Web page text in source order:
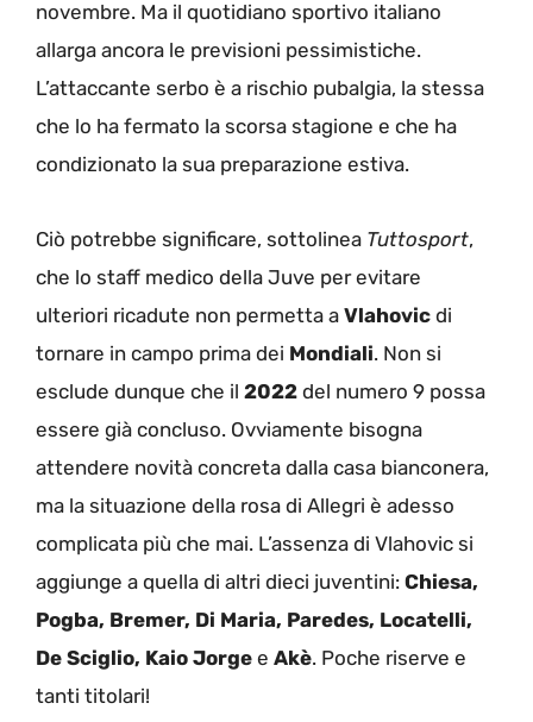
novembre. Ma il quotidiano sportivo italiano
allarga ancora le previsioni pessimistiche.
L’attaccante serbo è a rischio pubalgia, la stessa
che lo ha fermato la scorsa stagione e che ha
condizionato la sua preparazione estiva.
Ciò potrebbe significare, sottolinea Tuttosport,
che lo staff medico della Juve per evitare
ulteriori ricadute non permetta a Vlahovic di
tornare in campo prima dei Mondiali. Non si
esclude dunque che il 2022 del numero 9 possa
essere già concluso. Ovviamente bisogna
attendere novità concreta dalla casa bianconera,
ma la situazione della rosa di Allegri è adesso
complicata più che mai. L’assenza di Vlahovic si
aggiunge a quella di altri dieci juventini: Chiesa,
Pogba, Bremer, Di Maria, Paredes, Locatelli,
De Sciglio, Kaio Jorge e Akè. Poche riserve e
tanti titolari!